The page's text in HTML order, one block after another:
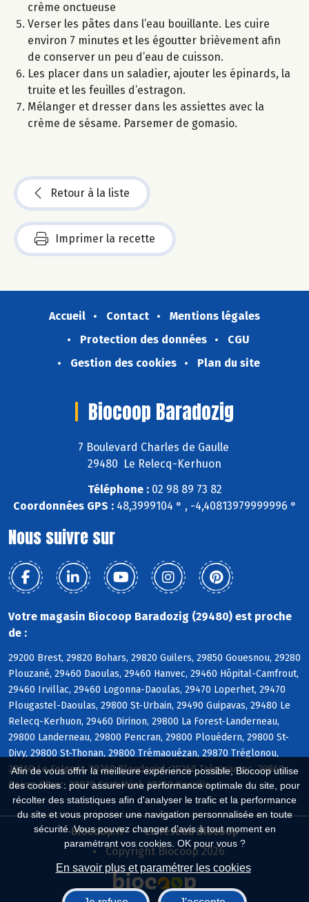
Afin de vous offrir la meilleure expérience possible, Biocoop utilise
des cookies : pour assurer une performance optimale du site, pour
récolter des statistiques afin d'analyser le trafic et la performance
du site et vous proposer une navigation personnalisée en toute
sécurité. Vous pouvez changer d'avis à tout moment en
paramétrant vos cookies. OK pour vous ?
En savoir plus et paramétrer les cookies
crème onctueuse
Verser les pâtes dans l’eau bouillante. Les cuire
environ 7 minutes et les égoutter brièvement afin
de conserver un peu d’eau de cuisson.
Les placer dans un saladier, ajouter les épinards, la
truite et les feuilles d’estragon.
Mélanger et dresser dans les assiettes avec la
crème de sésame. Parsemer de gomasio.
Retour à la liste
Imprimer la recette
Accueil Contact
Mentions légales
Protection des données
CGU
Gestion des cookies
Plan du site
Biocoop Baradozig
7 Boulevard Charles de Gaulle
29480 Le Relecq-Kerhuon
Téléphone :02 98 89 73 82
Coordonnées GPS :48,3999104 ° , -4,40813979999996 °
Nous suivre sur
Votre magasin Biocoop Baradozig (29480) est proche
de :
29200 Brest, 29820 Bohars, 29820 Guilers, 29850 Gouesnou, 29280
Plouzané, 29460 Daoulas, 29460 Hanvec, 29460 Hôpital-Camfrout,
29460 Irvillac, 29460 Logonna-Daoulas, 29470 Loperhet, 29470
Plougastel-Daoulas, 29800 St-Urbain, 29490 Guipavas, 29480 Le
Relecq-Kerhuon, 29460 Dirinon, 29800 La Forest-Landerneau,
29800 Landerneau, 29800 Pencran, 29800 Plouédern, 29800 St-
Divy, 29800 St-Thonan, 29800 Trémaouézan, 29870 Tréglonou,
29260 Le Folgoët, 29260 Ploudaniel, 29260 Trégarantec, 29860
Bourg-Blanc, 29870 Coat-Méal, 29260 Kernilis
Biocoop.fr
Le réseau Biocoop
Copyright Biocoop 2026